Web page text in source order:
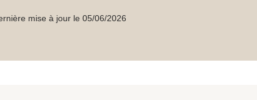
mise à jour le 05/06/2026